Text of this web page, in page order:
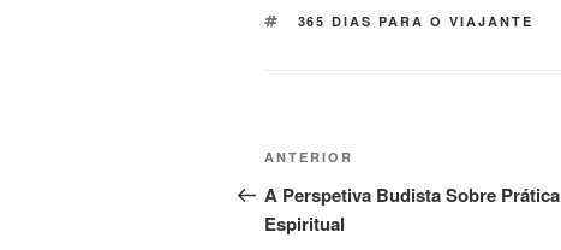
365 DIAS PARA O VIAJANTE
ANTERIOR
A Perspetiva Budista Sobre Prática
Espiritual